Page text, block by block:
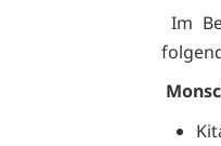
Im